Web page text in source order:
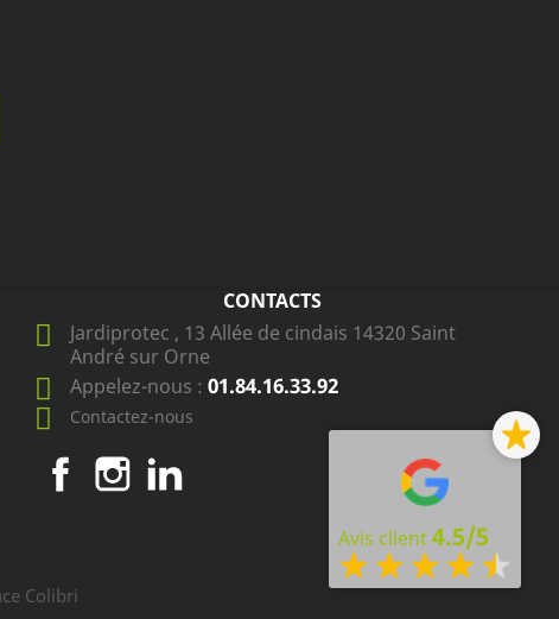
Avis client4.5/5
CONTACTS
Jardiprotec , 13 Allée de cindais 14320 Saint
André sur Orne
Appelez-nous :01.84.16.33.92
Contactez-nous
FacebookInstagram
Colibri